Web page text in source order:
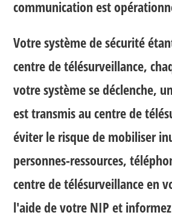
communication est
Votre système de sécurité
centre de télésurveillance,
votre système se déclenche,
est transmis au centre de
éviter le risque de mobiliser
personnes-ressources,
centre de télésurveillance en
l'aide de votre NIP et